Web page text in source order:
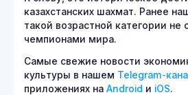
казахстанских шахмат. Ранее
такой возрастной категории не
чемпионами мира.
Самые свежие новости
культуры в нашем Telegram-
приложениях на Android и iOS.